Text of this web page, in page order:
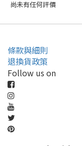
尚未有任何評價
條款與細則
退換貨政策
Follow us on